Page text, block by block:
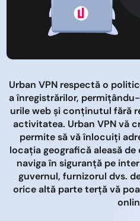
Urban VPN respectă o
a înregistrărilor,
urile web și conținutul fără
activitatea. Urban VPN vă
permite să vă înlocuiți
locația geografică aleasă
naviga în siguranță pe
guvernul, furnizorul dvs.
orice altă parte terță vă